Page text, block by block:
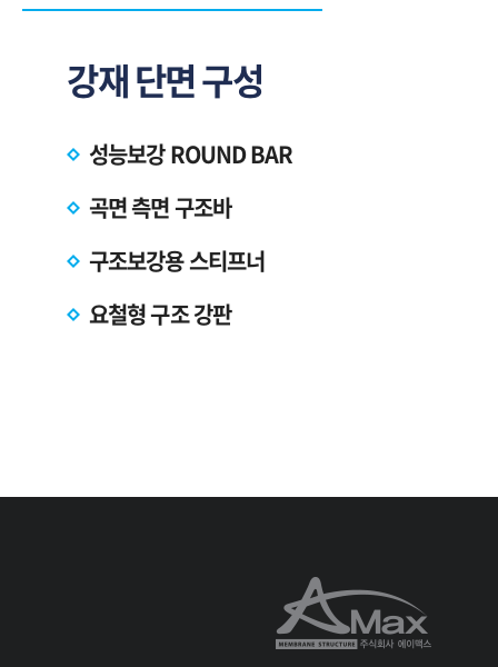
강재 단면 구성
성능보강 ROUND BAR
곡면 측면 구조바
구조보강용 스티프너
요철형 구조 강판